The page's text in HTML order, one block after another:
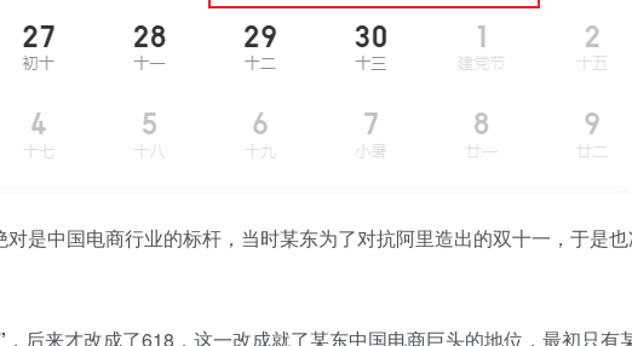
是中国电商行业的标杆，当时某东为了对抗阿里造出的双十一，于是
，后来才改成了618，这一改成就了某东中国电商巨头的地位，最初只有